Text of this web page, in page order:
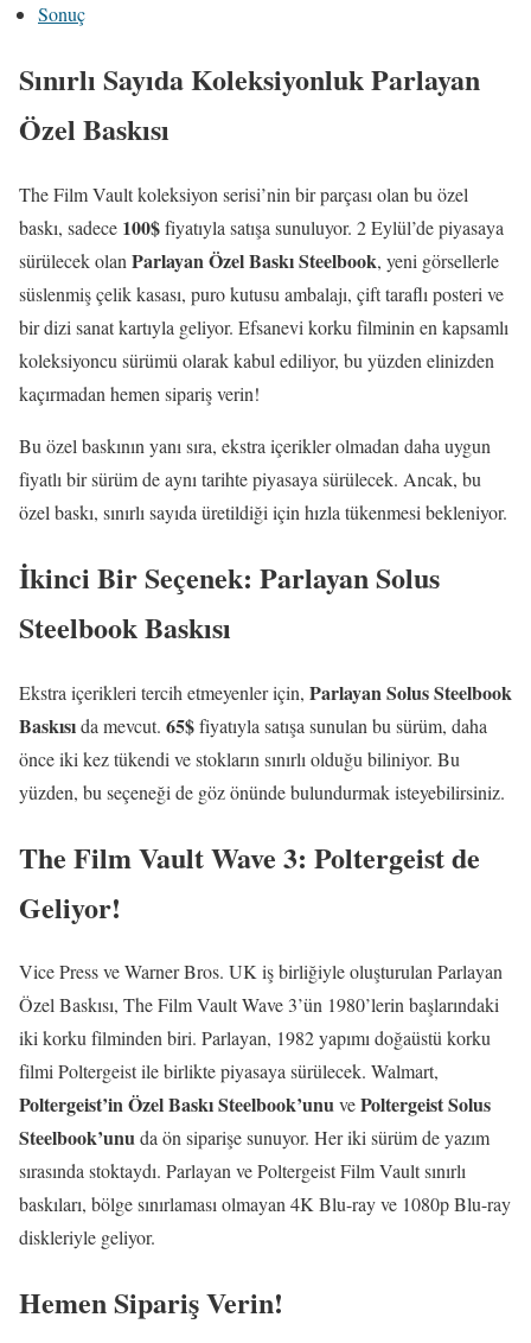
Sonuç
Sınırlı Sayıda Koleksiyonluk Parlayan
Özel Baskısı
The Film Vault koleksiyon serisi’nin bir parçası olan bu özel
baskı, sadece 100$fiyatıyla satışa sunuluyor. 2 Eylül’de piyasaya
sürülecek olan Parlayan Özel Baskı Steelbook, yeni görsellerle
süslenmiş çelik kasası, puro kutusu ambalajı, çift taraflı posteri ve
bir dizi sanat kartıyla geliyor. Efsanevi korku filminin en kapsamlı
koleksiyoncu sürümü olarak kabul ediliyor, bu yüzden elinizden
kaçırmadan hemen sipariş verin!
Bu özel baskının yanı sıra, ekstra içerikler olmadan daha uygun
fiyatlı bir sürüm de aynı tarihte piyasaya sürülecek. Ancak, bu
özel baskı, sınırlı sayıda üretildiği için hızla tükenmesi bekleniyor.
İkinci Bir Seçenek: Parlayan Solus
Steelbook Baskısı
Ekstra içerikleri tercih etmeyenler için, Parlayan Solus Steelbook
Baskısıda mevcut. 65$fiyatıyla satışa sunulan bu sürüm, daha
önce iki kez tükendi ve stokların sınırlı olduğu biliniyor. Bu
yüzden, bu seçeneği de göz önünde bulundurmak isteyebilirsiniz.
The Film Vault Wave 3: Poltergeist de
Geliyor!
Vice Press ve Warner Bros. UK iş birliğiyle oluşturulan Parlayan
Özel Baskısı, The Film Vault Wave 3’ün 1980’lerin başlarındaki
iki korku filminden biri. Parlayan, 1982 yapımı doğaüstü korku
filmi Poltergeist ile birlikte piyasaya sürülecek. Walmart,
Poltergeist’in Özel Baskı Steelbook’unuvePoltergeist Solus
Steelbook’unuda ön siparişe sunuyor. Her iki sürüm de yazım
sırasında stoktaydı. Parlayan ve Poltergeist Film Vault sınırlı
baskıları, bölge sınırlaması olmayan 4K Blu-ray ve 1080p Blu-ray
diskleriyle geliyor.
Hemen Sipariş Verin!